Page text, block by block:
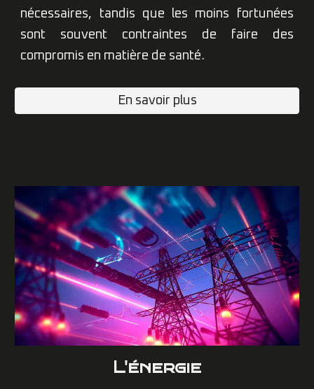
nécessaires, tandis que les moins fortunées
sont souvent contraintes de faire des
compromis en matière de santé.
En savoir plus
L'énergie